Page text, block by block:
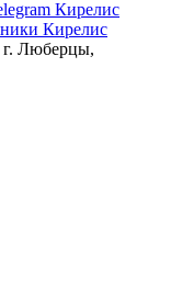
г. Люберцы,